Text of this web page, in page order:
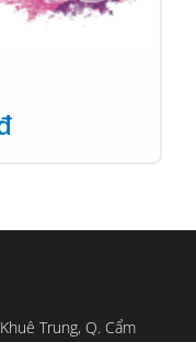
Trung, Q. Cẩm